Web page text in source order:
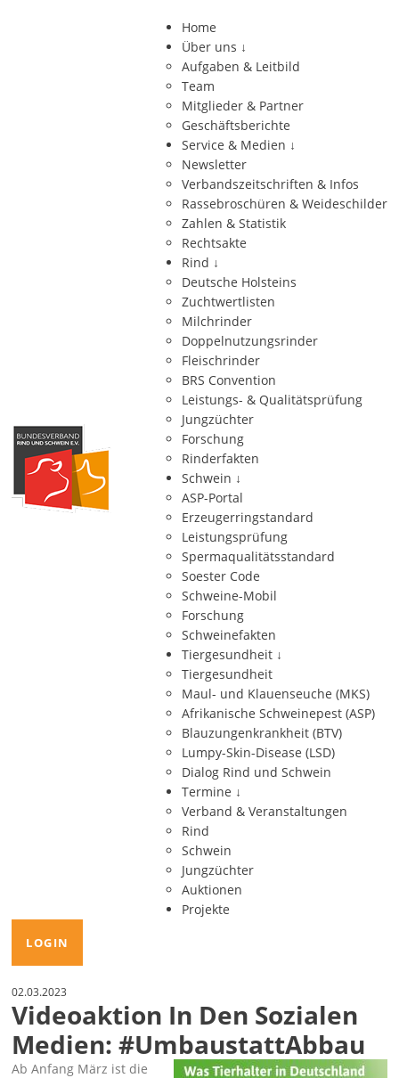
Home
Über uns ↓
Aufgaben & Leitbild
Team
Mitglieder & Partner
Geschäftsberichte
Service & Medien ↓
Newsletter
Verbandszeitschriften & Infos
Rassebroschüren & Weideschilder
Zahlen & Statistik
Rechtsakte
Rind ↓
Deutsche Holsteins
Zuchtwertlisten
Milchrinder
Doppelnutzungsrinder
Fleischrinder
BRS Convention
Leistungs- & Qualitätsprüfung
Jungzüchter
Forschung
Rinderfakten
Schwein ↓
ASP-Portal
Erzeugerringstandard
Leistungsprüfung
Spermaqualitätsstandard
Soester Code
Schweine-Mobil
Forschung
Schweinefakten
Tiergesundheit ↓
Tiergesundheit
Maul- und Klauenseuche (MKS)
Afrikanische Schweinepest (ASP)
Blauzungenkrankheit (BTV)
Lumpy-Skin-Disease (LSD)
Dialog Rind und Schwein
Termine ↓
Verband & Veranstaltungen
Rind
Schwein
Jungzüchter
Auktionen
Projekte
LOGIN
02.03.2023
Videoaktion In Den Sozialen
Medien: #UmbaustattAbbau
Ab Anfang März ist die